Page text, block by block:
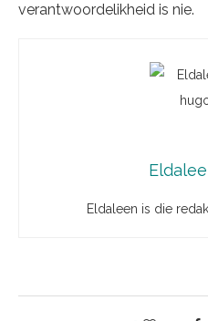
verantwoordelikheid is nie.
Eldaleen is die